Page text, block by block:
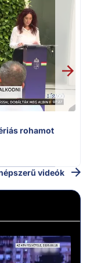
rohamot
videók